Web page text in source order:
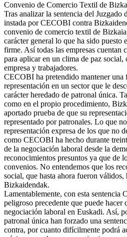
Convenio de Comercio Textil de
Tras analizar la sentencia del Juzgado
instada por CECOBI contra
convenio de comercio textil de
carácter general lo que ha sido puesto
firme. Así todas las empresas cuentan
para aplicar en un clima de paz social,
empresa y trabajadores.
CECOBI ha pretendido mantener una
representación en un sector que le
carácter heredado de patronal única.
como en el propio procedimiento,
aportado prueba de que su
representado por patronales. Lo que
representación expresa de los que no
como CECOBI ha hecho durante
de la negociación laboral desde la
reconocimientos presuntos ya que de
convenios. No entendemos que los
social, que hasta ahora fueron válidos,
Bizkaidendak.
Lamentablemente, con esta sentencia
peligroso precedente que puede hacer
negociación laboral en Euskadi. Así,
patronal única han forzado una
contra, por cuanto difícilmente podrá